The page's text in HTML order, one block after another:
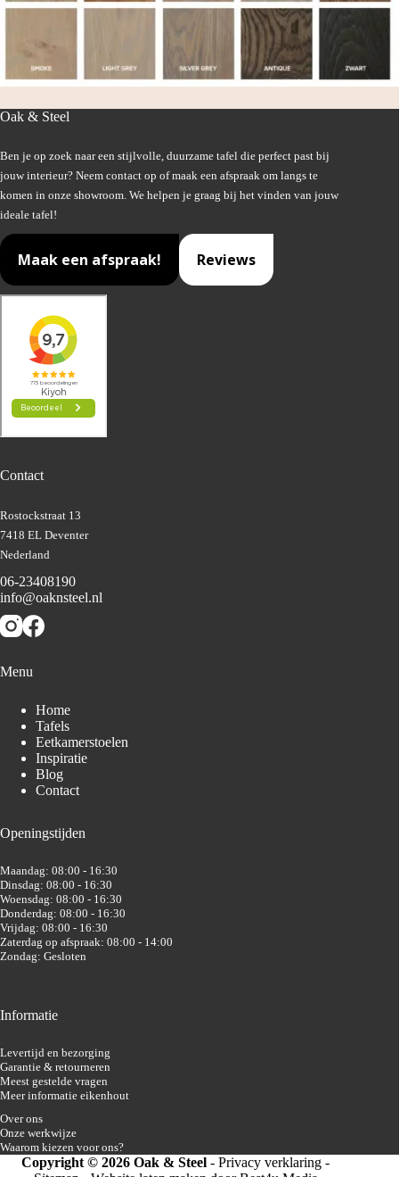
Oak & Steel
Ben je op zoek naar een stijlvolle, duurzame tafel die perfect past bij
jouw interieur? Neem contact op of maak een afspraak om langs te
komen in onze showroom. We helpen je graag bij het vinden van jouw
ideale tafel!
Maak een afspraak! Reviews
Contact
Rostockstraat 13
7418 EL Deventer
Nederland
06-23408190
info@oaknsteel.nl
Menu
Home
Tafels
Eetkamerstoelen
Inspiratie
Blog
Contact
Openingstijden
Maandag: 08:00 - 16:30
Dinsdag: 08:00 - 16:30
Woensdag: 08:00 - 16:30
Donderdag: 08:00 - 16:30
Vrijdag: 08:00 - 16:30
Zaterdag op afspraak: 08:00 - 14:00
Zondag: Gesloten
Informatie
Levertijd en bezorging
Garantie & retourneren
Meest gestelde vragen
Meer informatie eikenhout
Over ons
Onze werkwijze
Waarom kiezen voor ons?
Copyright © 2026 Oak & Steel -Privacy verklaring -